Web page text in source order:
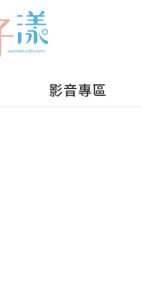
影音專區